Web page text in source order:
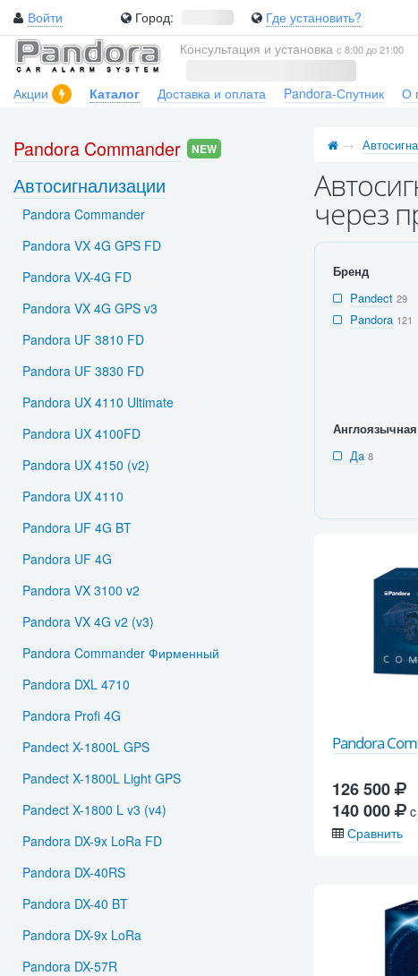
Войти Город: Где установить?
Консультация и установка с 8:00 до 21:00
Акции
Каталог Доставка и оплата Pandora-Спутник О
через
Бренд
Pandect 29
Pandora 121
Англоязычная
Да 8
Pandora
126 500
140 000
Сравнить
Pandora Commander NEW
Автосигнализации
Pandora Commander
Pandora VX 4G GPS FD
Pandora VX-4G FD
Pandora VX 4G GPS v3
Pandora UF 3810 FD
Pandora UF 3830 FD
Pandora UX 4110 Ultimate
Pandora UX 4100FD
Pandora UX 4150 (v2)
Pandora UX 4110
Pandora UF 4G BT
Pandora UF 4G
Pandora VX 3100 v2
Pandora VX 4G v2 (v3)
Pandora Commander Фирменный
Pandora DXL 4710
Pandora Profi 4G
Pandect X-1800L GPS
Pandect X-1800L Light GPS
Pandect X-1800 L v3 (v4)
Pandora DX-9x LoRa FD
Pandora DX-40RS
Pandora DX-40 BT
Pandora DX-9x LoRa
Pandora DX-57R